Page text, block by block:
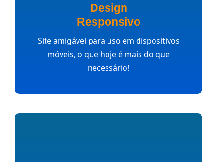
Design
Responsivo
Site amigável para uso em dispositivos
móveis, o que hoje é mais do que
necessário!